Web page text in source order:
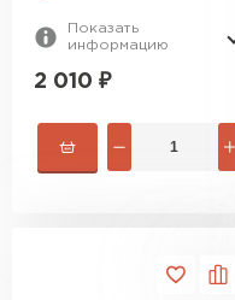
Показать
информацию
2 010 ₽